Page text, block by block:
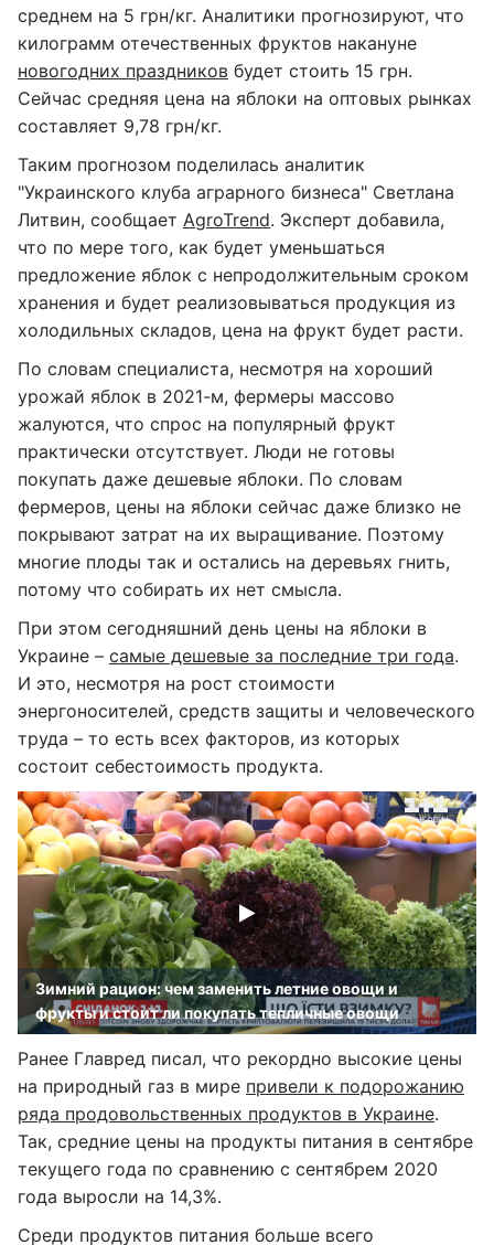
среднем на 5 грн/кг. Аналитики прогнозируют, что
килограмм отечественных фруктов накануне
новогодних праздников будет стоить 15 грн.
Сейчас средняя цена на яблоки на оптовых рынках
составляет 9,78 грн/кг.
Таким прогнозом поделилась аналитик
"Украинского клуба аграрного бизнеса" Светлана
Литвин, сообщает AgroTrend. Эксперт добавила,
что по мере того, как будет уменьшаться
предложение яблок с непродолжительным сроком
хранения и будет реализовываться продукция из
холодильных складов, цена на фрукт будет расти.
По словам специалиста, несмотря на хороший
урожай яблок в 2021-м, фермеры массово
жалуются, что спрос на популярный фрукт
практически отсутствует. Люди не готовы
покупать даже дешевые яблоки. По словам
фермеров, цены на яблоки сейчас даже близко не
покрывают затрат на их выращивание. Поэтому
многие плоды так и остались на деревьях гнить,
потому что собирать их нет смысла.
При этом сегодняшний день цены на яблоки в
Украине – самые дешевые за последние три года.
И это, несмотря на рост стоимости
энергоносителей, средств защиты и человеческого
труда – то есть всех факторов, из которых
состоит себестоимость продукта.
Зимний рацион: чем заменить летние овощи и
фрукты и стоит ли покупать тепличные овощи
Ранее Главред писал, ​что рекордно высокие цены
на природный газ в мире привели к подорожанию
ряда продовольственных продуктов в Украине.
Так, средние цены на продукты питания в сентябре
текущего года по сравнению с сентябрем 2020
года выросли на 14,3%.
Среди продуктов питания больше всего